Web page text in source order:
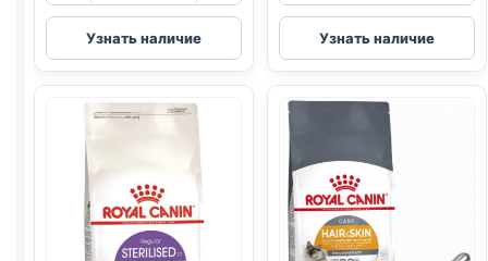
Royal
Canin
сух.
(STERILISED)
весовой
Узнать наличие
Royal
Canin
Vet
сух.
GASTRO
FIBRE)
2кг
Узнать наличие